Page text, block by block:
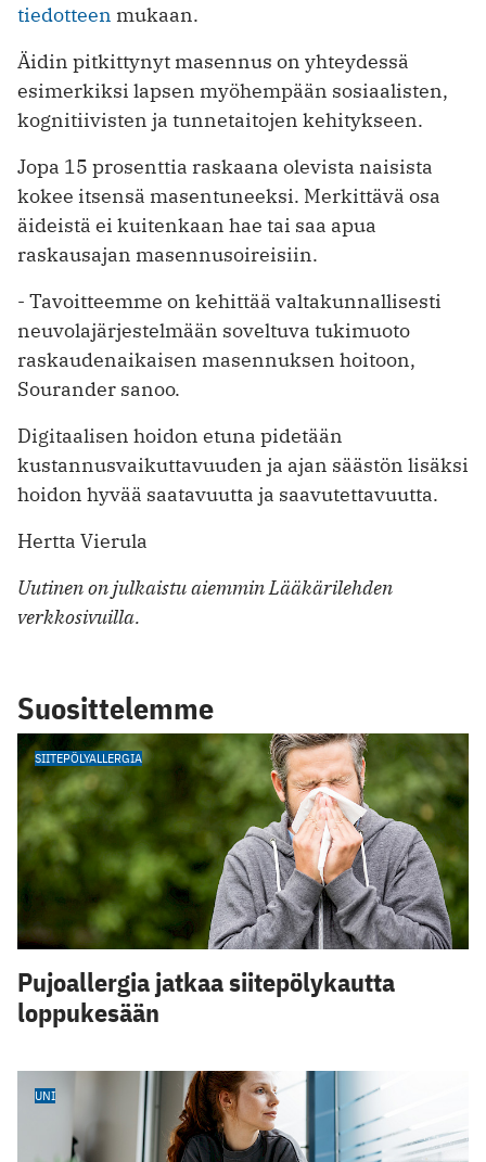
tiedotteen mukaan.
Äidin pitkittynyt masennus on yhteydessä
esimerkiksi lapsen myöhempään sosiaalisten,
kognitiivisten ja tunnetaitojen kehitykseen.
Jopa 15 prosenttia raskaana olevista naisista
kokee itsensä masentuneeksi. Merkittävä osa
äideistä ei kuitenkaan hae tai saa apua
raskausajan masennusoireisiin.
- Tavoitteemme on kehittää valtakunnallisesti
neuvolajärjestelmään soveltuva tukimuoto
raskaudenaikaisen masennuksen hoitoon,
Sourander sanoo.
Digitaalisen hoidon etuna pidetään
kustannusvaikuttavuuden ja ajan säästön lisäksi
hoidon hyvää saatavuutta ja saavutettavuutta.
Hertta Vierula
Uutinen on julkaistu aiemmin Lääkärilehden
verkkosivuilla.
Suosittelemme
SIITEPÖLYALLERGIA
Pujoallergia jatkaa siitepölykautta
loppukesään
UNI